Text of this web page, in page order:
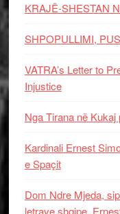
KRAJË-SHESTAN
SHPOPULLIMI,
VATRA’s Letter to
Injustice
Nga Tirana në Kukaj
Kardinali Ernest
e Spaçit
Dom Ndre Mjeda,
letrave shqipe,